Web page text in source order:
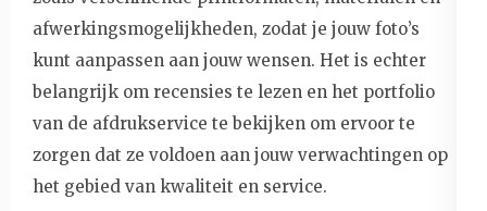
afwerkingsmogelijkheden, zodat je jouw foto’s
kunt aanpassen aan jouw wensen. Het is echter
belangrijk om recensies te lezen en het portfolio
van de afdrukservice te bekijken om ervoor te
zorgen dat ze voldoen aan jouw verwachtingen op
het gebied van kwaliteit en service.